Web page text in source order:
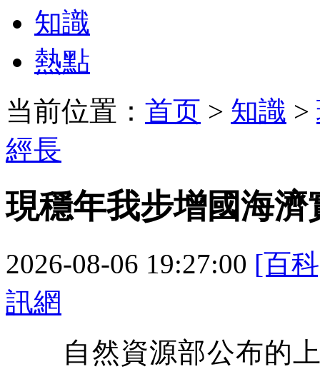
知識
熱點
当前位置： 首页 > 知識 >
經長
現穩年我步增國海濟
2026-08-06 19:27:00 [百
訊網
自然資源部公布的上